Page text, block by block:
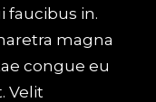
faucibus in.
magna
congue eu
Velit